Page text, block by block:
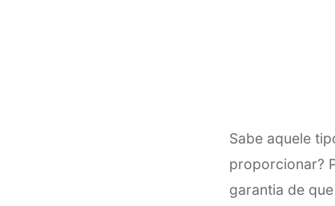
Sabe aquele
proporcionar?
garantia de